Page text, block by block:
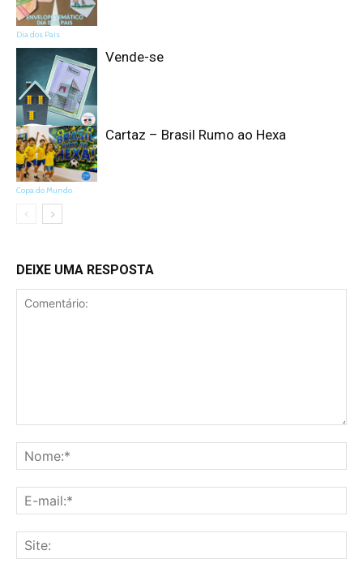
Dia dos Pais
Atividades Interativas
Vende-se
Copa do Mundo
Cartaz – Brasil Rumo ao Hexa
DEIXE UMA RESPOSTA